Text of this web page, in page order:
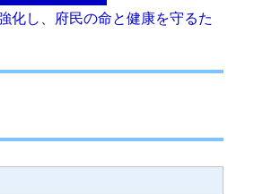
化し、府民の命と健康を守るた